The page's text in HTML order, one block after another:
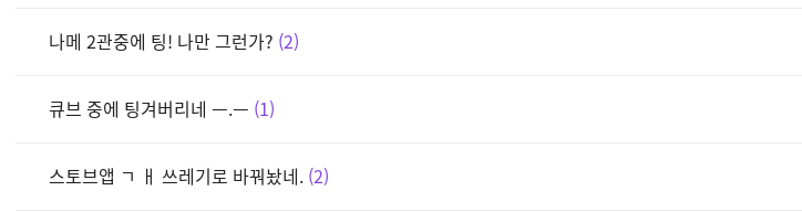
나메 2관중에 팅! 나만 그런가? 2
큐브 중에 팅겨버리네 ㅡ.ㅡ 1
스토브앱 ㄱ ㅐ 쓰레기로 바꿔놨네. 2